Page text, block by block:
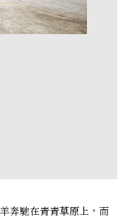
奔馳在青青草原上，而